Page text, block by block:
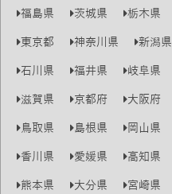
福島県
茨城県 栃木県
東京都
神奈川県 新潟県
石川県
福井県 岐阜県
滋賀県
京都府 大阪府
鳥取県
島根県 岡山県
香川県
愛媛県 高知県
熊本県
大分県 宮崎県